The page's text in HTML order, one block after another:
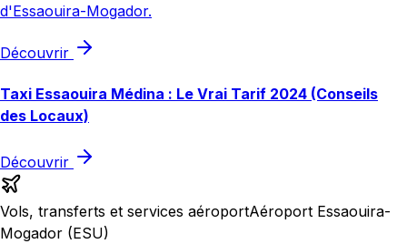
d'Essaouira-Mogador.
Découvrir
Taxi Essaouira Médina : Le Vrai Tarif 2024 (Conseils
des Locaux)
Découvrir
Vols, transferts et services aéroportAéroport Essaouira-
Mogador (ESU)